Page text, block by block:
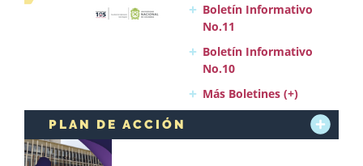
Boletín Informativo
No.11
Boletín Informativo
No.10
Más Boletines (+)
PLAN DE ACCIÓN